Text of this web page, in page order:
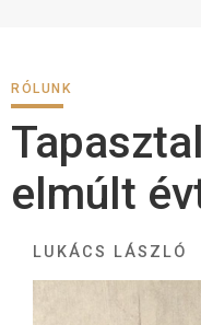
RÓLUNK
elmúlt
LUKÁCS LÁSZLÓ